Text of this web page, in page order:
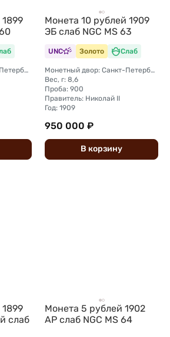
Монетный двор: Санкт-Петербургский монетный двор
Монета 10 рублей 1909
ЭБ слаб NGC MS 63
UNC Золото Слаб
Монетный двор: Санкт-Петербургский монетный двор
Вес, г: 8,6
Проба: 900
Правитель: Николай II
Год: 1909
950 000 ₽
В корзину
слаб
Монета 5 рублей 1902
АР слаб NGC MS 64